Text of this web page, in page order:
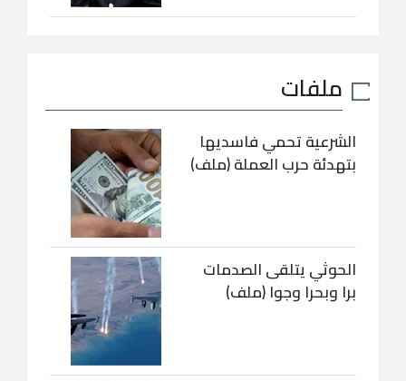
ملفات
الشرعية تحمي فاسديها
بتهدئة حرب العملة (ملف)
الحوثي يتلقى الصدمات
برا وبحرا وجوا (ملف)